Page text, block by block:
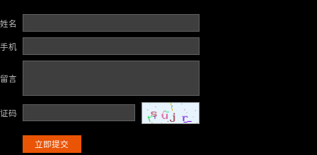
姓名
手机
留言
码
立即提交